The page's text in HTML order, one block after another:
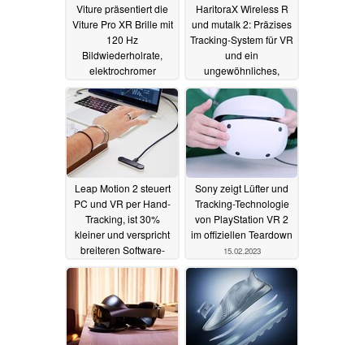
Viture präsentiert die
Viture Pro XR Brille mit
120 Hz
Bildwiederholrate,
elektrochromer
Verdunkelung und
Harman Sound
23.05.2024
HaritoraX Wireless R
und mutalk 2: Präzises
Tracking-System für VR
und ein
ungewöhnliches,
gedämpftes Mikrofon
14.01.2024
Leap Motion 2 steuert
PC und VR per Hand-
Tracking, ist 30%
kleiner und verspricht
breiteren Software-
Support02.06.2023
Sony zeigt Lüfter und
Tracking-Technologie
von PlayStation VR 2
im offiziellen Teardown
15.02.2023